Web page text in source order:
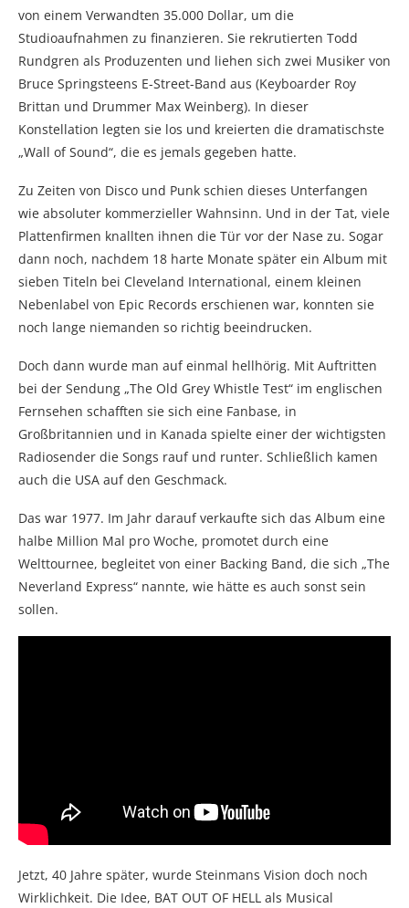
von einem Verwandten 35.000 Dollar, um die
Studioaufnahmen zu finanzieren. Sie rekrutierten Todd
Rundgren als Produzenten und liehen sich zwei Musiker von
Bruce Springsteens E-Street-Band aus (Keyboarder Roy
Brittan und Drummer Max Weinberg). In dieser
Konstellation legten sie los und kreierten die dramatischste
„Wall of Sound“, die es jemals gegeben hatte.
Zu Zeiten von Disco und Punk schien dieses Unterfangen
wie absoluter kommerzieller Wahnsinn. Und in der Tat, viele
Plattenfirmen knallten ihnen die Tür vor der Nase zu. Sogar
dann noch, nachdem 18 harte Monate später ein Album mit
sieben Titeln bei Cleveland International, einem kleinen
Nebenlabel von Epic Records erschienen war, konnten sie
noch lange niemanden so richtig beeindrucken.
Doch dann wurde man auf einmal hellhörig. Mit Auftritten
bei der Sendung „The Old Grey Whistle Test“ im englischen
Fernsehen schafften sie sich eine Fanbase, in
Großbritannien und in Kanada spielte einer der wichtigsten
Radiosender die Songs rauf und runter. Schließlich kamen
auch die USA auf den Geschmack.
Das war 1977. Im Jahr darauf verkaufte sich das Album eine
halbe Million Mal pro Woche, promotet durch eine
Welttournee, begleitet von einer Backing Band, die sich „The
Neverland Express“ nannte, wie hätte es auch sonst sein
sollen.
Jetzt, 40 Jahre später, wurde Steinmans Vision doch noch
Wirklichkeit. Die Idee, BAT OUT OF HELL als Musical